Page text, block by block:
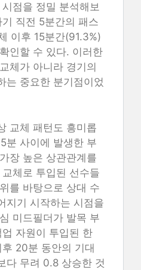
점을 정밀 분석해보
직전 5분간의 패스
이후 15분간(91.3%)
인할 수 있다. 이러한
체가 아니라 경기의
는 중요한 분기점이었
교체 패턴도 흥미롭
분 사이에 발생한 부
장 높은 상관관계를
체로 투입된 선수들
를 바탕으로 상대 수
지기 시작하는 시점을
미드필더가 발목 부
자원이 투입된 한
20분 동안의 기대
다 무려 0.8 상승한 것